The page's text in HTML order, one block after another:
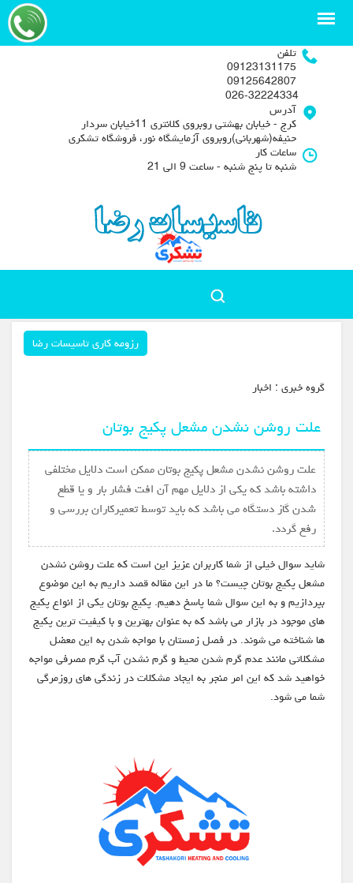
تلفن
09123131175
09125642807
آدرس
کرج - خیابان بهشتی روبروی کلانتری 11خیابان سردار
حنیفه(شهربانی)روبروی آزمایشگاه نور، فروشگاه تشکری
ساعات کار
شنبه تا پنج شنبه - ساعت 9 الی 21
رزومه کاری تاسیسات رضا
گروه خبري : اخبار
علت روشن نشدن مشعل پکیج بوتان
علت روشن نشدن مشعل پکیج بوتان ممکن است دلایل مختلفی
داشته باشد که یکی از دلایل مهم آن افت فشار بار و یا قطع
شدن گاز دستگاه می باشد که باید توسط تعمیرکاران بررسی و
رفع گردد.
شاید سوال خیلی از شما کاربران عزیز این است که علت روشن نشدن
مشعل پکیج بوتان چیست؟ ما در این مقاله قصد داریم به این موضوع
بپردازیم و به این سوال شما پاسخ دهیم. پکیج بوتان یکی از انواع پکیج
های موجود در بازار می باشد که به عنوان بهترین و با کیفیت ترین پکیج
ها شناخته می شوند. در فصل زمستان با مواجه شدن به این معضل
مشکلاتی مانند عدم گرم شدن محیط و گرم نشدن آب گرم مصرفی مواجه
خواهید شد که این امر منجر به ایجاد مشکلات در زندگی های روزمرگی
شما می شود.